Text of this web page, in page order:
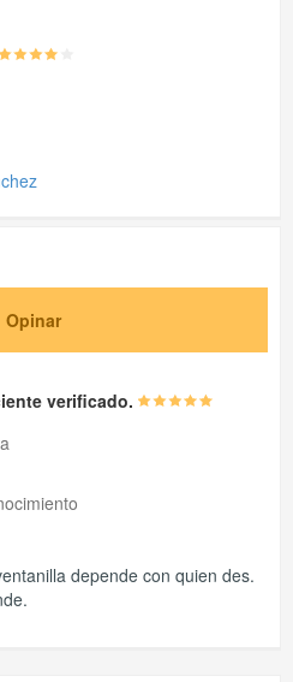
Opinar
verificado.
depende con quien des.